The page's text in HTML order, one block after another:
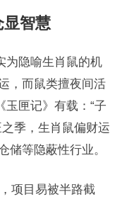
显智慧
为隐喻生肖鼠的机
，而鼠类擅夜间活
玉匣记》有载：“子
季，生肖鼠偏财运
储等隐蔽性行业。
项目易被半路截